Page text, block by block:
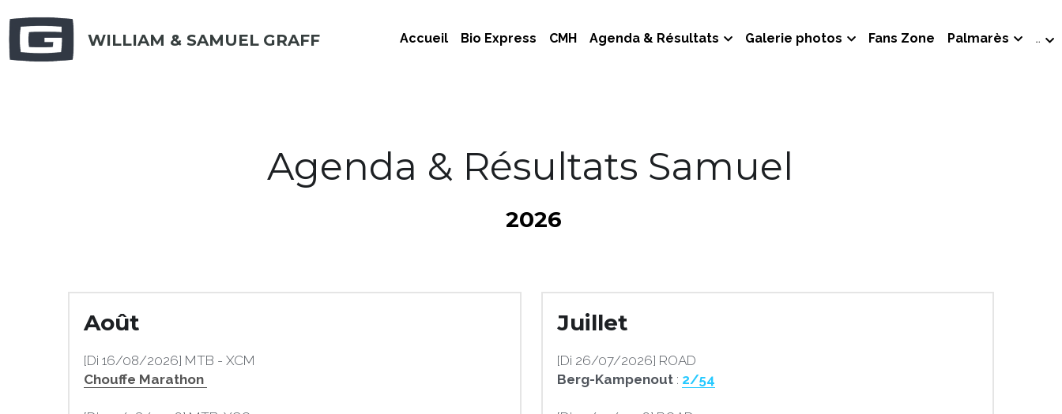
WILLIAM & SAMUEL GRAFF Accueil Bio Express CMH Agenda & Résultats Galerie photos Fans Zone Palmarès …
Agenda & Résultats Samuel
2026
Août
[Di 16/08/2026] MTB - XCM
Chouffe Marathon
Juillet
[Di 26/07/2026] ROAD
Berg-Kampenout : 2/54